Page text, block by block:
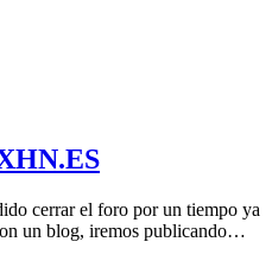
cerrar el foro por un tiempo ya
un blog, iremos publicando…